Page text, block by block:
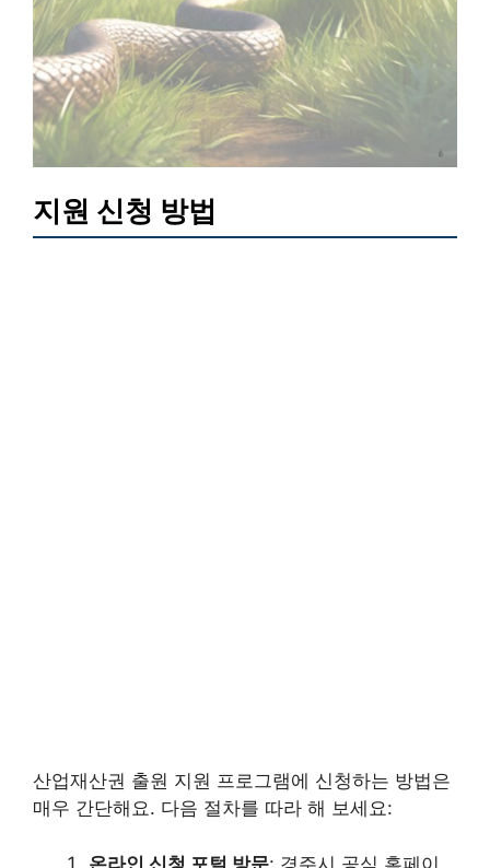
지원 신청 방법
산업재산권 출원 지원 프로그램에 신청하는 방법은
매우 간단해요. 다음 절차를 따라 해 보세요:
온라인 신청 포털 방문: 경주시 공식 홈페이